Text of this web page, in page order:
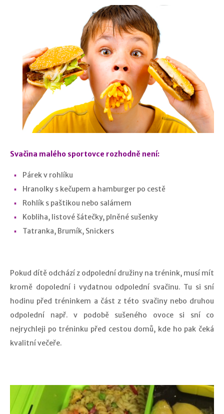
Svačina malého sportovce rozhodně není:
Párek v rohlíku
Hranolky s kečupem a hamburger po cestě
Rohlík s paštikou nebo salámem
Kobliha, listové šátečky, plněné sušenky
Tatranka, Brumík, Snickers
Pokud dítě odchází z odpolední družiny na trénink, musí mít
kromě dopolední i vydatnou odpolední svačinu. Tu si sní
hodinu před tréninkem a část z této svačiny nebo druhou
odpolední např. v podobě sušeného ovoce si sní co
nejrychleji po tréninku před cestou domů, kde ho pak čeká
kvalitní večeře.